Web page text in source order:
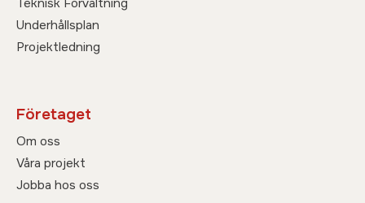
Underhållsplan
Projektledning
Företaget
Om oss
Våra projekt
Jobba hos oss